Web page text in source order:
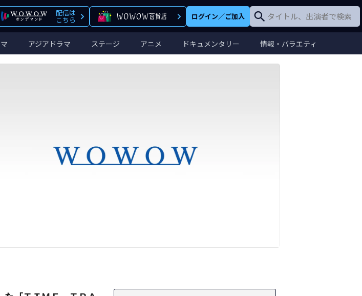
配信は
こちら ログイン／ご加入
アジアドラマ ステージ アニメ ドキュメンタリー 情報・バラエティ